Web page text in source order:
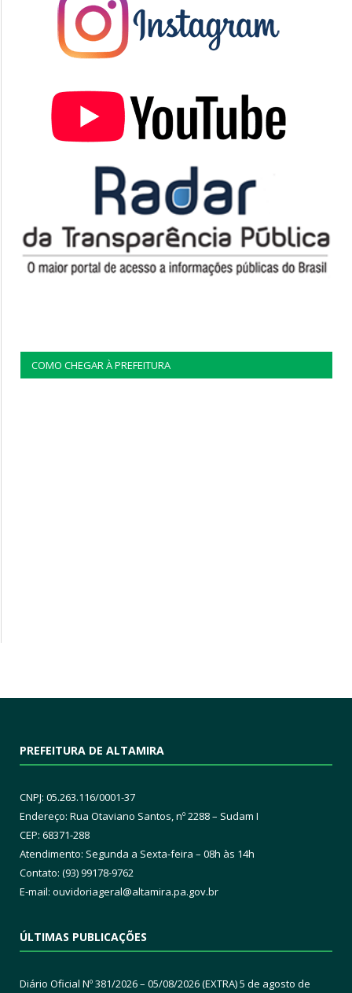
COMO CHEGAR À PREFEITURA
PREFEITURA DE ALTAMIRA
CNPJ: 05.263.116/0001-37
Endereço: Rua Otaviano Santos, nº 2288 – Sudam I
CEP: 68371-288
Atendimento: Segunda a Sexta-feira – 08h às 14h
Contato: (93) 99178-9762
E-mail: ouvidoriageral@altamira.pa.gov.br
ÚLTIMAS PUBLICAÇÕES
Diário Oficial Nº 381/2026 – 05/08/2026 (EXTRA)5 de agosto de